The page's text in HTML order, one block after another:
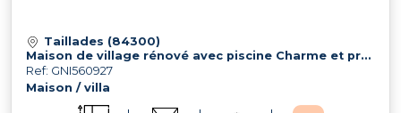
Taillades (84300)
Maison de village rénové avec piscine Charme et prestations de qualité
Ref: GNI560927
Maison / villa